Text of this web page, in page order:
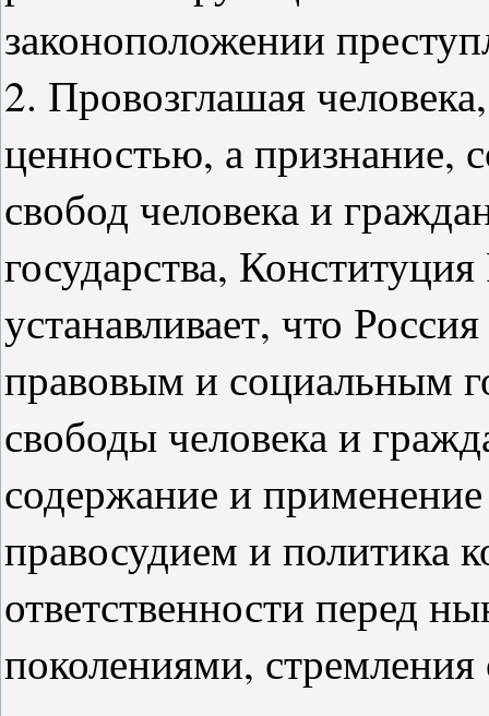
законоположении
2. Провозглашая
ценностью, а признание,
свобод человека и
государства,
устанавливает, что
правовым и социальным
свободы человека и
содержание и
правосудием и политика
ответственности перед
поколениями,